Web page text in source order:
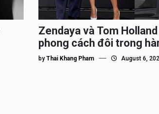
Zendaya và Tom
phong cách đôi trong
bá Spider-Man
byThai Khang Pham August 6,